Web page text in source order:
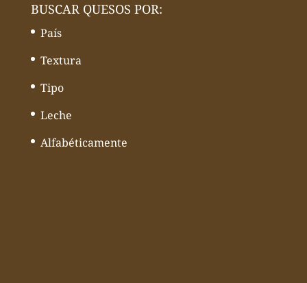
BUSCAR QUESOS POR:
País
Textura
Tipo
Leche
Alfabéticamente